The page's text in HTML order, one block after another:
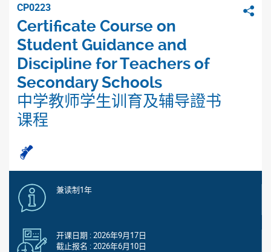
CP0223
Certificate Course on
Student Guidance and
Discipline for Teachers of
Secondary Schools
中学教师学生训育及辅导證书
课程
分
兼读制1年
开课日期 : 2026年9月17日
截止报名 : 2026年6月10日